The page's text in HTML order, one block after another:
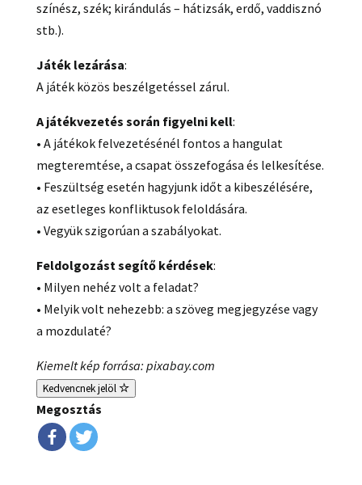
színész, szék; kirándulás – hátizsák, erdő, vaddisznó
stb.).
Játék lezárása:
A játék közös beszélgetéssel zárul.
A játékvezetés során figyelni kell:
• A játékok felvezetésénél fontos a hangulat
megteremtése, a csapat összefogása és lelkesítése.
• Feszültség esetén hagyjunk időt a kibeszélésére,
az esetleges konfliktusok feloldására.
• Vegyük szigorúan a szabályokat.
Feldolgozást segítő kérdések:
• Milyen nehéz volt a feladat?
• Melyik volt nehezebb: a szöveg megjegyzése vagy
a mozdulaté?
Kiemelt kép forrása: pixabay.com
Kedvencnek jelöl
Megosztás